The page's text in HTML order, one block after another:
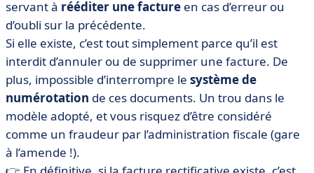
servant à rééditer une facture en cas d’erreur ou
d’oubli sur la précédente.
Si elle existe, c’est tout simplement parce qu’il est
interdit d’annuler ou de supprimer une facture. De
plus, impossible d’interrompre le système de
numérotation de ces documents. Un trou dans le
modèle adopté, et vous risquez d’être considéré
comme un fraudeur par l’administration fiscale (gare
à l’amende !).